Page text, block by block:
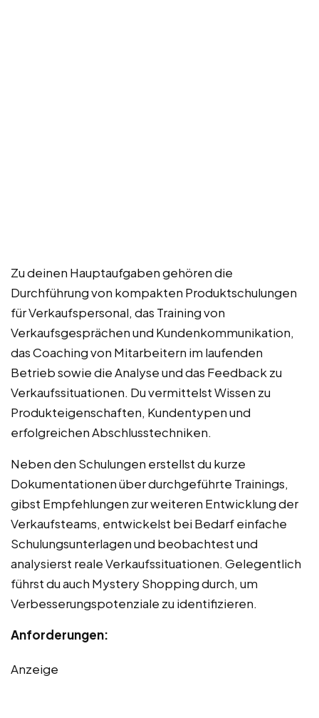
Zu deinen Hauptaufgaben gehören die
Durchführung von kompakten Produktschulungen
für Verkaufspersonal, das Training von
Verkaufsgesprächen und Kundenkommunikation,
das Coaching von Mitarbeitern im laufenden
Betrieb sowie die Analyse und das Feedback zu
Verkaufssituationen. Du vermittelst Wissen zu
Produkteigenschaften, Kundentypen und
erfolgreichen Abschlusstechniken.
Neben den Schulungen erstellst du kurze
Dokumentationen über durchgeführte Trainings,
gibst Empfehlungen zur weiteren Entwicklung der
Verkaufsteams, entwickelst bei Bedarf einfache
Schulungsunterlagen und beobachtest und
analysierst reale Verkaufssituationen. Gelegentlich
führst du auch Mystery Shopping durch, um
Verbesserungspotenziale zu identifizieren.
Anforderungen:
Anzeige